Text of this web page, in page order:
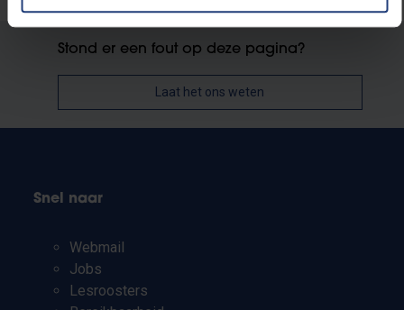
Stond er een fout op deze pagina?
Laat het ons weten
Snel naar
Webmail
Jobs
Lesroosters